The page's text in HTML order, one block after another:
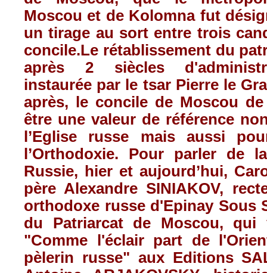
Moscou et de Kolomna fut
un tirage au sort entre trois
concile.Le rétablissement du
après 2 siècles
instaurée par le tsar Pierre le
après, le concile de Moscou
être une valeur de référence
l’Eglise russe mais aussi
l’Orthodoxie. Pour parler de
Russie, hier et aujourd’hui,
père Alexandre SINIAKOV,
orthodoxe russe d'Epinay Sous
du Patriarcat de Moscou, qui
"Comme l'éclair part de
pèlerin russe" aux Editions